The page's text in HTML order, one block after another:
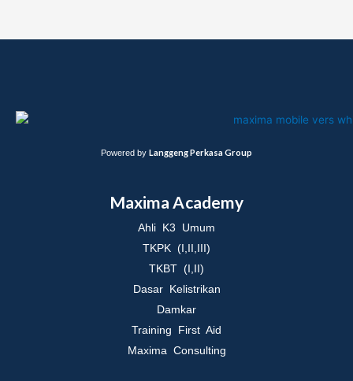
Powered by Langgeng Perkasa Group
Maxima Academy
Ahli K3 Umum
TKPK (I,II,III)
TKBT (I,II)
Dasar Kelistrikan
Damkar
Training First Aid
Maxima Consulting